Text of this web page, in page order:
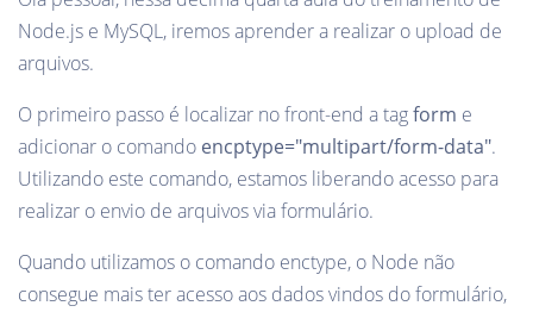
Node.js e MySQL, iremos aprender a realizar o upload de
arquivos.
O primeiro passo é localizar no front-end a tagform e
adicionar o comando encptype="multipart/form-data".
Utilizando este comando, estamos liberando acesso para
realizar o envio de arquivos via formulário.
Quando utilizamos o comando enctype, o Node não
consegue mais ter acesso aos dados vindos do formulário,